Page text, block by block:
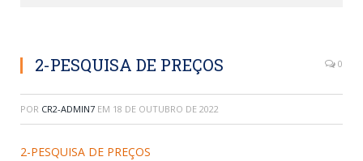
2-PESQUISA DE PREÇOS 0
POR CR2-ADMIN7 EM 18 DE OUTUBRO DE 2022
2-PESQUISA DE PREÇOS